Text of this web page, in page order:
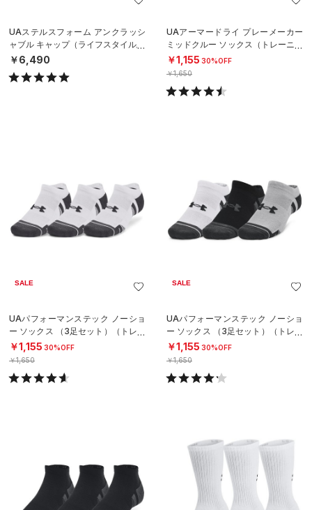
UAステルスフォーム アンクラッシ
ャブル キャップ（ライフスタイル/U
NISEX）
￥6,490
UAアーマードライ プレーメーカー
ミッドクルー ソックス（トレーニン
グ/UNISEX）
￥1,155 30%OFF
￥1,650
SALE
UAパフォーマンステック ノーショ
ー ソックス （3足セット）（トレー
ニング/UNISEX）
￥1,155 30%OFF
￥1,650
SALE
UAパフォーマンステック ノーショ
ー ソックス （3足セット）（トレー
ニング/UNISEX）
￥1,155 30%OFF
￥1,650